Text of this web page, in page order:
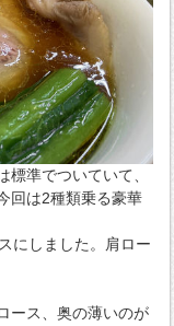
準でついていて、
回は2種類乗る豪華
にしました。肩ロー
ース、奥の薄いのが